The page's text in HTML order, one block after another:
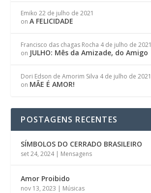
Emiko 22 de julho de 2021
onA FELICIDADE
Francisco das chagas Rocha 4 de julho de 2021
on JULHO: Mês da Amizade, do Amigo
Dori Edson de Amorim Silva 4 de julho de 2021
on MÃE É AMOR!
POSTAGENS RECENTES
SÍMBOLOS DO CERRADO BRASILEIRO
set 24, 2024| Mensagens
Amor Proibido
nov 13, 2023 | Músicas